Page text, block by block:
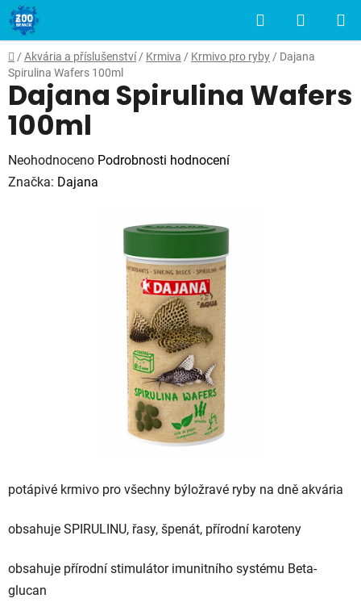
Přejít
na
obsah
Hledat
KOŠÍK
Domů
/ Akvária a příslušenství / Krmiva / Krmivo pro ryby / Dajana
Spirulina Wafers 100ml
potápivé krmivo pro všechny býložravé ryby na dně akvária
obsahuje SPIRULINU, řasy, špenát, přírodní karoteny
obsahuje přírodní stimulátor imunitního systému Beta-
glucan
Dajana Spirulina Wafers
100ml
Průměrné
hodnocení
Neohodnoceno Podrobnosti hodnocení
Značka: Dajana